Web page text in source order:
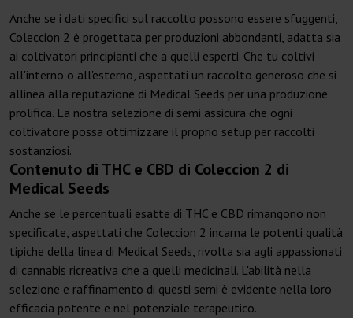
Anche se i dati specifici sul raccolto possono essere sfuggenti,
Coleccion 2 è progettata per produzioni abbondanti, adatta sia
ai coltivatori principianti che a quelli esperti. Che tu coltivi
all'interno o all'esterno, aspettati un raccolto generoso che si
allinea alla reputazione di Medical Seeds per una produzione
prolifica. La nostra selezione di semi assicura che ogni
coltivatore possa ottimizzare il proprio setup per raccolti
sostanziosi.
Contenuto di THC e CBD di Coleccion 2 di
Medical Seeds
Anche se le percentuali esatte di THC e CBD rimangono non
specificate, aspettati che Coleccion 2 incarna le potenti qualità
tipiche della linea di Medical Seeds, rivolta sia agli appassionati
di cannabis ricreativa che a quelli medicinali. L'abilità nella
selezione e raffinamento di questi semi è evidente nella loro
efficacia potente e nel potenziale terapeutico.